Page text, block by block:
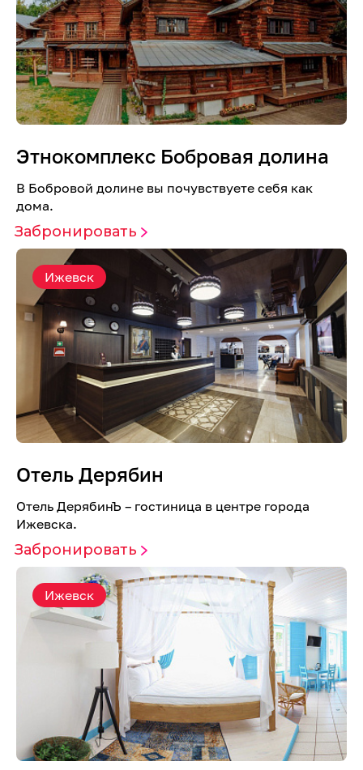
Этнокомплекс Бобровая долина
В Бобровой долине вы почувствуете себя как
дома.
Забронировать
Ижевск
Отель Дерябин
Отель ДерябинЪ – гостиница в центре города
Ижевска.
Забронировать
Ижевск